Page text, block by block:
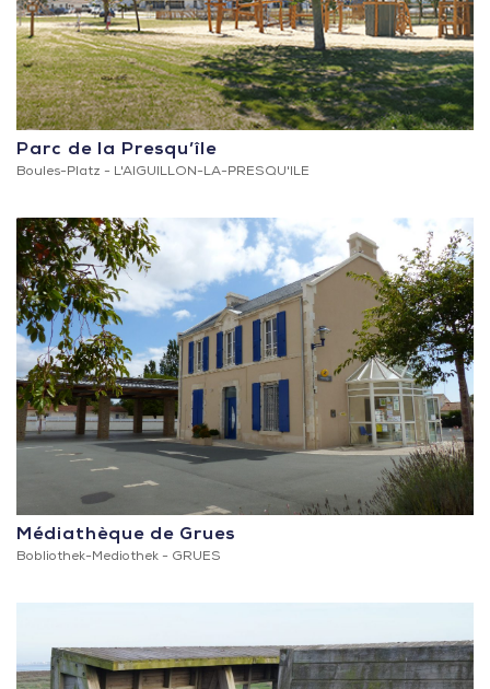
Parc de la Presqu’île
Boules-Platz - L'AIGUILLON-LA-PRESQU'ILE
Médiathèque de Grues
Bobliothek-Mediothek - GRUES